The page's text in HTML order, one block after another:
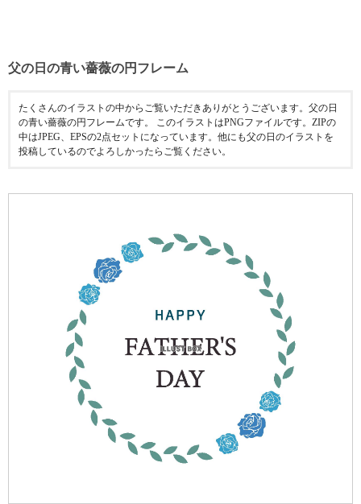
父の日の青い薔薇の円フレーム
たくさんのイラストの中からご覧いただきありがとうございます。父の日
の青い薔薇の円フレームです。 このイラストはPNGファイルです。ZIPの
中はJPEG、EPSの2点セットになっています。他にも父の日のイラストを
投稿しているのでよろしかったらご覧ください。